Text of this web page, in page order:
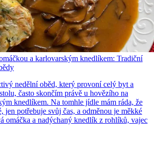
a karlovarským knedlíkem: Tradiční
nedělní oběd, který provoní celý byt a
často skončím právě u hovězího na
knedlíkem. Na tomhle jídle mám ráda, že
jen potřebuje svůj čas, a odměnou je měkké
omáčka a nadýchaný knedlík z rohlíků, vajec